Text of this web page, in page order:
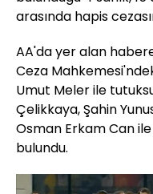
arasında hapis
AA'da yer alan
Ceza
Umut Meler ile
Çelikkaya, Şahin
Osman Erkam Can
bulundu.